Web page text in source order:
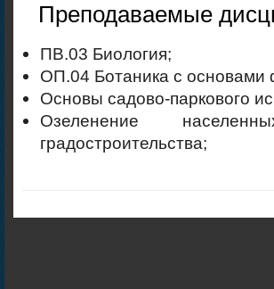
Преподаваемые
ПВ.03 Биология;
ОП.04 Ботаника с основами
Основы садово-паркового
Озеленение
градостроительства;